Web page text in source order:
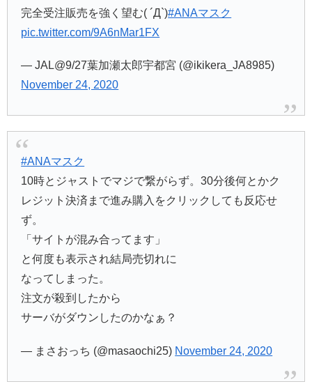
完全受注販売を強く望む( ´Д`)#ANAマスク
pic.twitter.com/9A6nMar1FX
— JAL@9/27葉加瀬太郎宇都宮 (@ikikera_JA8985)
November 24, 2020
#ANAマスク
10時とジャストでマジで繋がらず。30分後何とかク
レジット決済まで進み購入をクリックしても反応せ
ず。
「サイトが混み合ってます」
と何度も表示され結局売切れに
なってしまった。
注文が殺到したから
サーバがダウンしたのかなぁ？
— まさおっち (@masaochi25) November 24, 2020